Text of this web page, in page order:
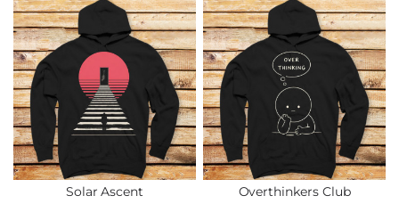
Solar Ascent Overthinkers Club